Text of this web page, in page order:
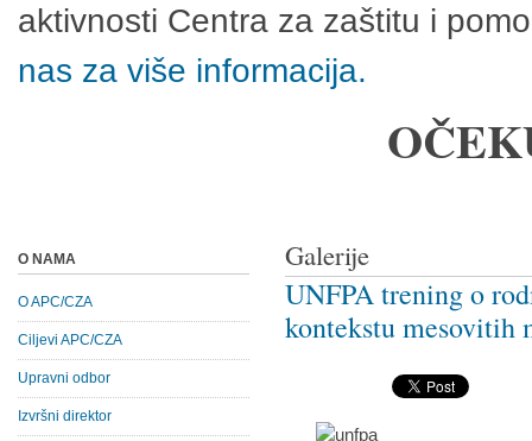
aktivnosti Centra za zaštitu i
nas za više informacija.
Galerije
UNFPA trening o
kontekstu mesovitih
O NAMA
O APC/CZA
Ciljevi APC/CZA
Upravni odbor
Izvršni direktor